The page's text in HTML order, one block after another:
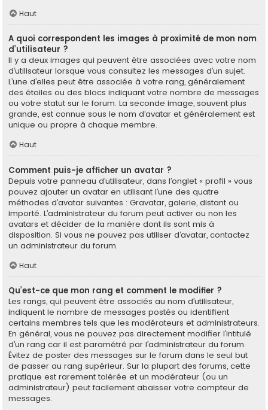
Haut
A quoi correspondent les images à proximité de mon nom
d’utilisateur ?
Il y a deux images qui peuvent être associées avec votre nom
d’utilisateur lorsque vous consultez les messages d’un sujet.
L’une d’elles peut être associée à votre rang, généralement
des étoiles ou des blocs indiquant votre nombre de messages
ou votre statut sur le forum. La seconde image, souvent plus
grande, est connue sous le nom d’avatar et généralement est
unique ou propre à chaque membre.
Haut
Comment puis-je afficher un avatar ?
Depuis votre panneau d’utilisateur, dans l’onglet « profil » vous
pouvez ajouter un avatar en utilisant l’une des quatre
méthodes d’avatar suivantes : Gravatar, galerie, distant ou
importé. L’administrateur du forum peut activer ou non les
avatars et décider de la manière dont ils sont mis à
disposition. Si vous ne pouvez pas utiliser d’avatar, contactez
un administrateur du forum.
Haut
Qu’est-ce que mon rang et comment le modifier ?
Les rangs, qui peuvent être associés au nom d’utilisateur,
indiquent le nombre de messages postés ou identifient
certains membres tels que les modérateurs et administrateurs.
En général, vous ne pouvez pas directement modifier l’intitulé
d’un rang car il est paramétré par l’administrateur du forum.
Évitez de poster des messages sur le forum dans le seul but
de passer au rang supérieur. Sur la plupart des forums, cette
pratique est rarement tolérée et un modérateur (ou un
administrateur) peut facilement abaisser votre compteur de
messages.